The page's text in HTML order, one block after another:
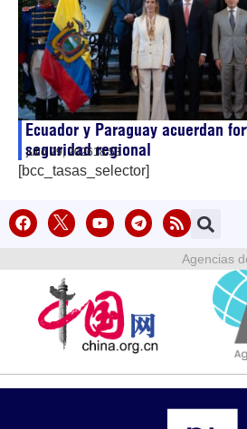
Ecuador y Paraguay acuerdan
seguridad regional
julio 29, 202618:53
[bcc_tasas_selector]
Agencias